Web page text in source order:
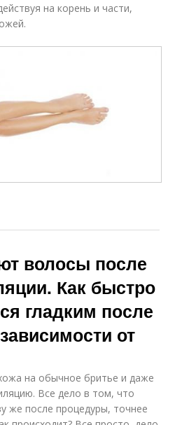
на корень и части,
волосы после
Как быстро
гладким после
от
на обычное бритье и даже
Все дело в том, что
же после процедуры, точнее